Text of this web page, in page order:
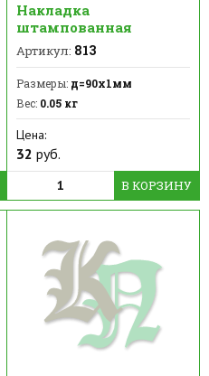
Накладка
штампованная
Артикул: 813
Размеры:д=90х1мм
Вес:0.05 кг
Цена:
32 руб.
В КОРЗИНУ